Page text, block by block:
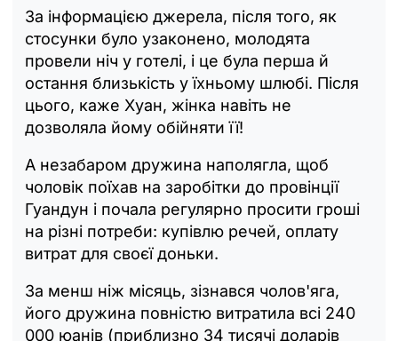
За інформацією джерела, після того, як
стосунки було узаконено, молодята
провели ніч у готелі, і це була перша й
остання близькість у їхньому шлюбі. Після
цього, каже Хуан, жінка навіть не
дозволяла йому обійняти її!
А незабаром дружина наполягла, щоб
чоловік поїхав на заробітки до провінції
Гуандун і почала регулярно просити гроші
на різні потреби: купівлю речей, оплату
витрат для своєї доньки.
За менш ніж місяць, зізнався чолов'яга,
його дружина повністю витратила всі 240
000 юанів (приблизно 34 тисячі доларів